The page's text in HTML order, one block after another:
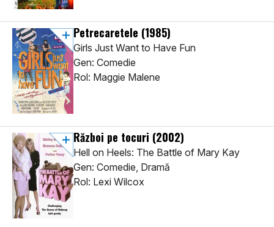
Petrecaretele (1985)
Girls Just Want to Have Fun
Gen: Comedie
Rol: Maggie Malene
Război pe tocuri (2002)
Hell on Heels: The Battle of Mary Kay
Gen: Comedie, Dramă
Rol: Lexi Wilcox